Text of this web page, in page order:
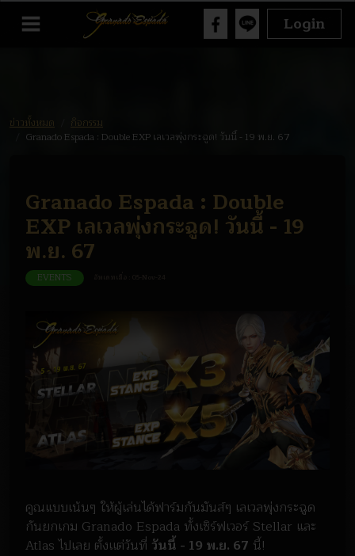
Login
ข่าวทั้งหมด
กิจกรรม
Granado Espada : Double EXP เลเวลพุ่งกระฉูด! วันนี้ - 19 พ.ย. 67
Granado Espada : Double
EXP เลเวลพุ่งกระฉูด! วันนี้ - 19
พ.ย. 67
EVENTS
คูณแบบเน้นๆ ให้ผู้เล่นได้ฟาร์มกันมันส์ๆ เลเวลพุ่งกระฉูด
กันยกเกม Granado Espada ทั้งเซิร์ฟเวอร์ Stellar และ
Atlas ไปเลย ตั้งเเต่วันที่ วันนี้ - 19 พ.ย. 67 นี้!